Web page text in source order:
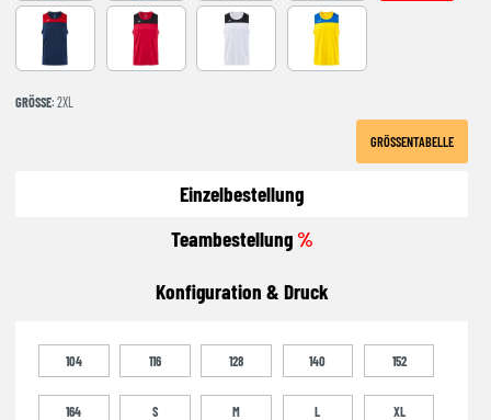
NAVY-RED RED-BLACK YELLOW-ROYAL
GRÖSSE : 2XL
GRÖSSENTABELLE
Einzelbestellung
Teambestellung%
Konfiguration & Druck
104 116 128 140 152
164 S M L XL